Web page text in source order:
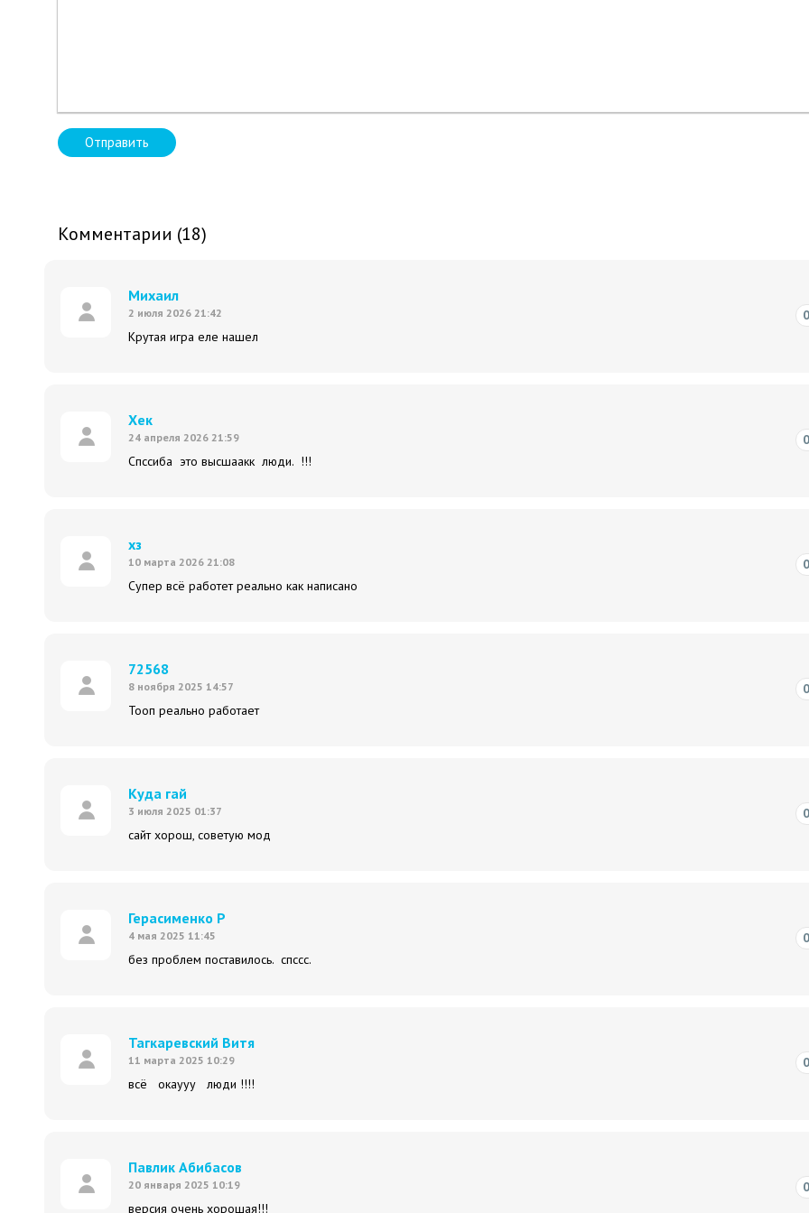
Отправить
Комментарии (18)
Михаил
2 июля 2026 21:42
Крутая игра еле нашел
Хек
24 апреля 2026 21:59
Спссиба это высшаакк люди. !!!
хз
10 марта 2026 21:08
Супер всё работет реально как написано
72568
8 ноября 2025 14:57
Тооп реально работает
Куда гай
3 июля 2025 01:37
сайт хорош, советую мод
Герасименко Р
4 мая 2025 11:45
без проблем поставилось. спссс.
Тагкаревский Витя
11 марта 2025 10:29
всё окаууу люди !!!!
Павлик Абибасов
20 января 2025 10:19
версия очень хорошая!!!